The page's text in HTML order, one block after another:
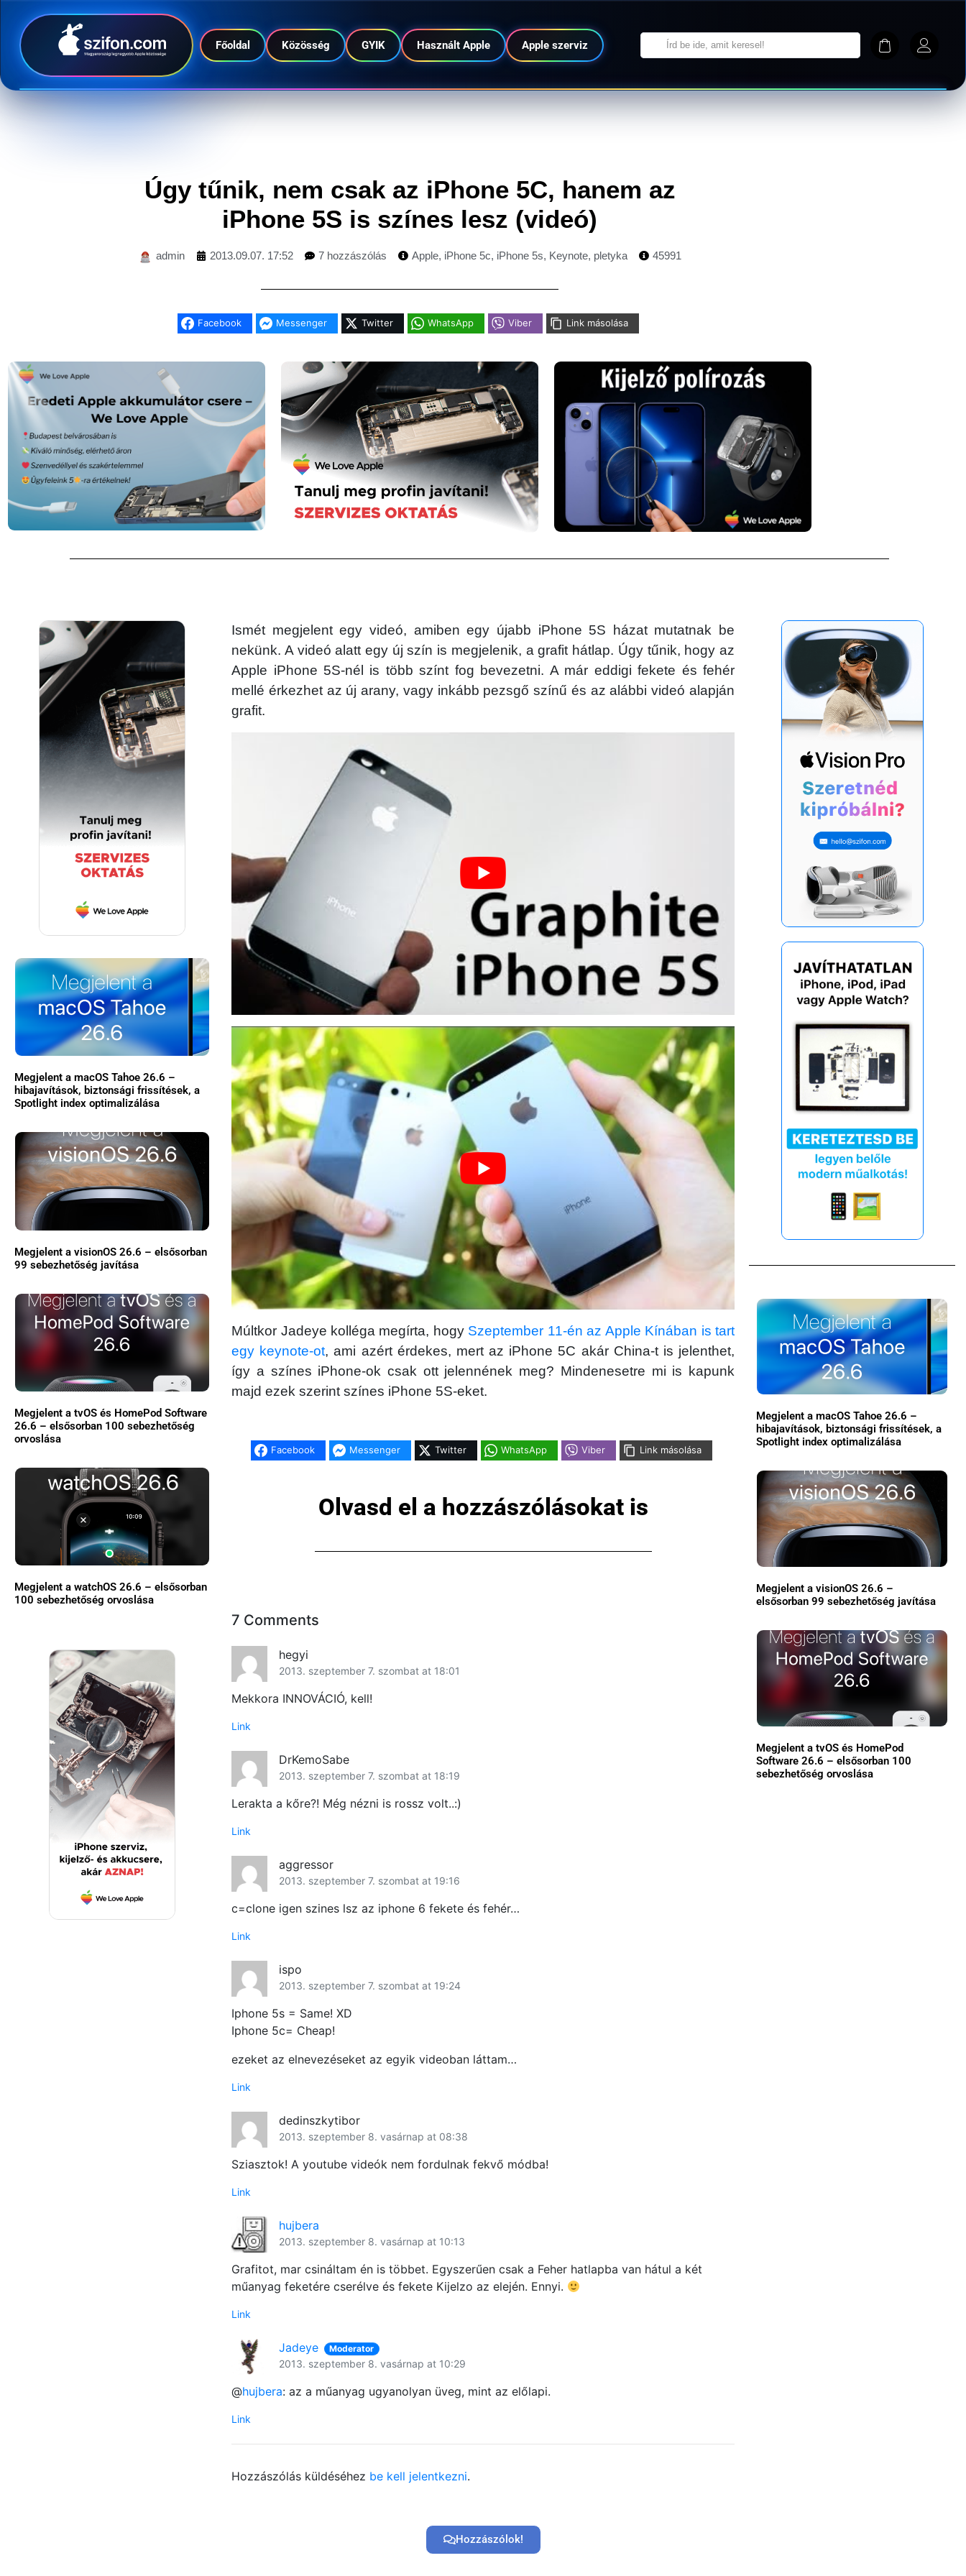
Főoldal Közösség GYIK Használt Apple Apple szerviz
Úgy tűnik, nem csak az iPhone 5C, hanem az
iPhone 5S is színes lesz (videó)
admin 2013.09.07. 17:52 7 hozzászólás Apple, iPhone 5c, iPhone 5s, Keynote, pletyka 45991
Facebook Messenger Twitter WhatsApp Viber Link másolása
Megjelent a macOS Tahoe 26.6 –
hibajavítások, biztonsági frissítések, a
Spotlight index optimalizálása
Megjelent a visionOS 26.6 – elsősorban
99 sebezhetőség javítása
Megjelent a tvOS és HomePod Software
26.6 – elsősorban 100 sebezhetőség
orvoslása
Megjelent a watchOS 26.6 – elsősorban
100 sebezhetőség orvoslása
Ismét megjelent egy videó, amiben egy újabb iPhone 5S házat mutatnak be
nekünk. A videó alatt egy új szín is megjelenik, a grafit hátlap. Úgy tűnik, hogy az
Apple iPhone 5S-nél is több színt fog bevezetni. A már eddigi fekete és fehér
mellé érkezhet az új arany, vagy inkább pezsgő színű és az alábbi videó alapján
grafit.
Múltkor Jadeye kolléga megírta, hogy Szeptember 11-én az Apple Kínában is tart
egy keynote-ot, ami azért érdekes, mert az iPhone 5C akár China-t is jelenthet,
így a színes iPhone-ok csak ott jelennének meg? Mindenesetre mi is kapunk
majd ezek szerint színes iPhone 5S-eket.
Facebook Messenger Twitter WhatsApp Viber Link másolása
Olvasd el a hozzászólásokat is
7 Comments
hegyi
2013. szeptember 7. szombat at 18:01
Mekkora INNOVÁCIÓ, kell!
Link
DrKemoSabe
2013. szeptember 7. szombat at 18:19
Lerakta a kőre?! Még nézni is rossz volt..:)
Link
aggressor
2013. szeptember 7. szombat at 19:16
c=clone igen szines lsz az iphone 6 fekete és fehér…
Link
ispo
2013. szeptember 7. szombat at 19:24
Iphone 5s = Same! XD
Iphone 5c= Cheap!
ezeket az elnevezéseket az egyik videoban láttam…
Link
dedinszkytibor
2013. szeptember 8. vasárnap at 08:38
Sziasztok! A youtube videók nem fordulnak fekvő módba!
Link
hujbera
2013. szeptember 8. vasárnap at 10:13
Grafitot, mar csináltam én is többet. Egyszerűen csak a Feher hatlapba van hátul a két
műanyag feketére cserélve és fekete Kijelzo az elején. Ennyi.
Link
Jadeye Moderator
2013. szeptember 8. vasárnap at 10:29
@hujbera: az a műanyag ugyanolyan üveg, mint az előlapi.
Link
Hozzászólás küldéséhez be kell jelentkezni.
Hozzászólok!
Megjelent a macOS Tahoe 26.6 –
hibajavítások, biztonsági frissítések, a
Spotlight index optimalizálása
Megjelent a visionOS 26.6 –
elsősorban 99 sebezhetőség javítása
Megjelent a tvOS és HomePod
Software 26.6 – elsősorban 100
sebezhetőség orvoslása
Főoldal
GYIK
Használt Apple
Apple szerviz